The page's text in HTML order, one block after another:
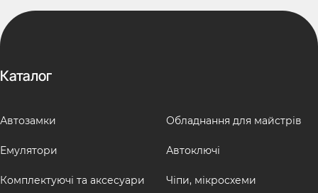
Каталог
Автозамки
Емулятори
Комплектуючі та аксесуари
Обладнання для майстрів
Автоключі
Чіпи, мікросхеми